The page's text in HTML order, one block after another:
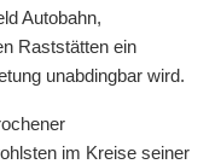
Autobahn,
Raststätten ein
unabdingbar wird.
im Kreise seiner